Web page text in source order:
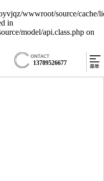
wwwroot/source/cache/
in
model/api.class.php on
13789526677